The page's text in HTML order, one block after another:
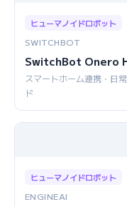
ヒューマノイドロボット
SWITCHBOT
SwitchBot Onero
スマートホーム連携・日
ド
ヒューマノイドロボット
ENGINEAI